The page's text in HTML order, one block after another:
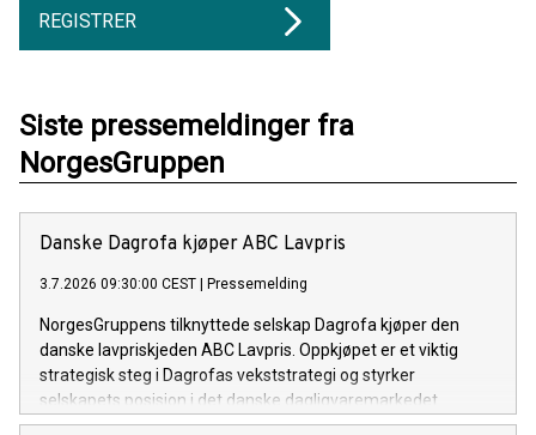
REGISTRER
Siste pressemeldinger fra
NorgesGruppen
Danske Dagrofa kjøper ABC Lavpris
3.7.2026 09:30:00 CEST Pressemelding
NorgesGruppens tilknyttede selskap Dagrofa kjøper den
danske lavpriskjeden ABC Lavpris. Oppkjøpet er et viktig
strategisk steg i Dagrofas vekststrategi og styrker
selskapets posisjon i det danske dagligvaremarkedet.